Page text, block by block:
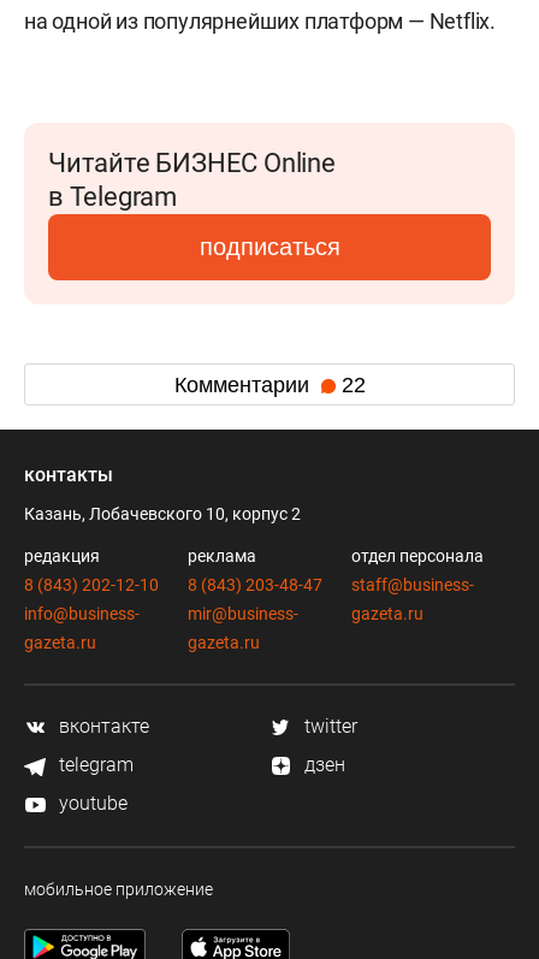
на одной из популярнейших платформ — Netflix.
Читайте БИЗНЕС Online
в Telegram
подписаться
Комментарии 22
контакты
Казань, Лобачевского 10, корпус 2
редакция
8 (843) 202-12-10
info@business-
gazeta.ru
реклама
8 (843) 203-48-47
mir@business-
gazeta.ru
отдел персонала
staff@business-
gazeta.ru
вконтакте
twitter
telegram
дзен
youtube
мобильное приложение